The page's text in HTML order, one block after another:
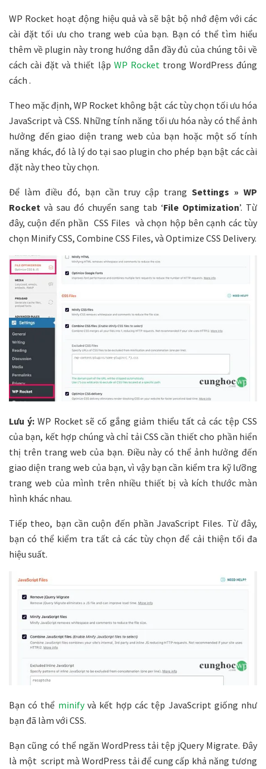
WP Rocket hoạt động hiệu quả và sẽ bật bộ nhớ đệm với các
cài đặt tối ưu cho trang web của bạn. Bạn có thể tìm hiểu
thêm về plugin này trong hướng dẫn đầy đủ của chúng tôi về
cách cài đặt và thiết lập WP Rockettrong WordPress đúng
cách .
Theo mặc định, WP Rocket không bật các tùy chọn tối ưu hóa
JavaScript và CSS. Những tính năng tối ưu hóa này có thể ảnh
hưởng đến giao diện trang web của bạn hoặc một số tính
năng khác, đó là lý do tại sao plugin cho phép bạn bật các cài
đặt này theo tùy chọn.
Để làm điều đó, bạn cần truy cập trangSettings » WP
Rocket và sau đó chuyển sang tab ‘File Optimization’. Từ
đây, cuộn đến phần CSS Files và chọn hộp bên cạnh các tùy
chọn Minify CSS, Combine CSS Files, và Optimize CSS Delivery.
Lưu ý:WP Rocket sẽ cố gắng giảm thiểu tất cả các tệp CSS
của bạn, kết hợp chúng và chỉ tải CSS cần thiết cho phần hiển
thị trên trang web của bạn. Điều này có thể ảnh hưởng đến
giao diện trang web của bạn, vì vậy bạn cần kiểm tra kỹ lưỡng
trang web của mình trên nhiều thiết bị và kích thước màn
hình khác nhau.
Tiếp theo, bạn cần cuộn đến phần JavaScript Files. Từ đây,
bạn có thể kiểm tra tất cả các tùy chọn để cải thiện tối đa
hiệu suất.
Bạn có thể minifyvà kết hợp các tệp JavaScript giống như
bạn đã làm với CSS.
Bạn cũng có thể ngăn WordPress tải tệp jQuery Migrate. Đây
là một script mà WordPress tải để cung cấp khả năng tương